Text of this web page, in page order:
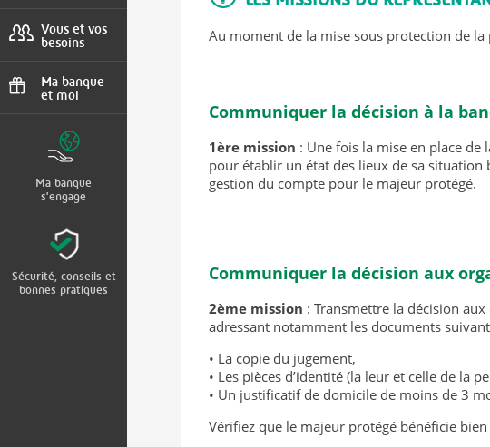
Vous et vos
besoins
client international
Ma banque
et moi
Ma banque
s'engage
Sécurité, conseils et
bonnes pratiques
Au moment de la mise sous protection de la
Communiquer la décision à la
1ère mission : Une fois la mise en place
pour établir un état des lieux de sa
gestion du compte pour le majeur protégé.
Communiquer la décision aux
2ème mission : Transmettre la décision
adressant notamment les documents
• La copie du jugement,
• Les pièces d’identité (la leur et celle de la
• Un justificatif de domicile de moins de 3
Vérifiez que le majeur protégé bénéficie